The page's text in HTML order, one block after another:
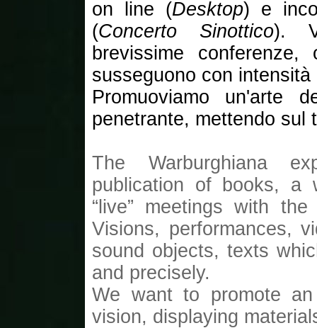
on line (Desktop) e
(Concerto Sinottico).
brevissime
susseguono con
Promuoviamo un'arte
penetrante, mettendo sul
The Warburghiana
publication of books, a
“live” meetings with
Visions, performances,
sound objects, texts
and precisely.
We want to promote
vision, displaying